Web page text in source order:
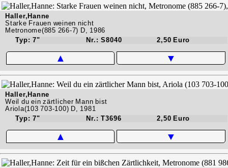
Haller,Hanne
Starke Frauen weinen nicht
Metronome(885 266-7) D, 1986
Typ: 7"
Nr.: S8040 2,50 Euro
▲ ▼
Haller,Hanne
Weil du ein zärtlicher Mann bist
Ariola(103 703-100) D, 1981
Typ: 7"
Nr.: T3696 2,50 Euro
▲ ▼